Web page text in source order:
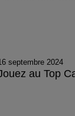
septembre 2024
au Top